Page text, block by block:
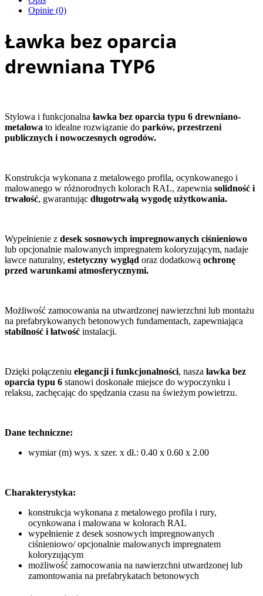
Opinie (0)
Ławka bez oparcia
drewniana TYP6
Stylowa i funkcjonalna ławka bez oparcia typu 6 drewniano-
metalowa to idealne rozwiązanie do parków, przestrzeni
publicznych i nowoczesnych ogrodów.
Konstrukcja wykonana z metalowego profila, ocynkowanego i
malowanego w różnorodnych kolorach RAL, zapewnia solidność i
trwałość, gwarantując długotrwałą wygodę użytkowania.
Wypełnienie z desek sosnowych impregnowanych ciśnieniowo
lub opcjonalnie malowanych impregnatem koloryzującym, nadaje
ławce naturalny, estetyczny wygląd oraz dodatkową ochronę
przed warunkami atmosferycznymi.
Możliwość zamocowania na utwardzonej nawierzchni lub montażu
na prefabrykowanych betonowych fundamentach, zapewniająca
stabilność i łatwość instalacji.
Dzięki połączeniu elegancji i funkcjonalności, nasza ławka bez
oparcia typu 6 stanowi doskonałe miejsce do wypoczynku i
relaksu, zachęcając do spędzania czasu na świeżym powietrzu.
Dane techniczne:
wymiar (m) wys. x szer. x dł.: 0.40 x 0.60 x 2.00
Charakterystyka:
konstrukcja wykonana z metalowego profila i rury,
ocynkowana i malowana w kolorach RAL
wypełnienie z desek sosnowych impregnowanych
ciśnieniowo/ opcjonalnie malowanych impregnatem
koloryzującym
możliwość zamocowania na nawierzchni utwardzonej lub
zamontowania na prefabrykatach betonowych